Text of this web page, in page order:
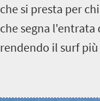
che si presta per
che segna l'entrata
rendendo il surf più